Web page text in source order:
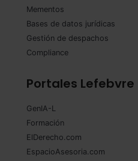
Mementos
Bases de datos jurídicas
Gestión de despachos
Compliance
Portales Lefebvre
GenIA-L
Formación
ElDerecho.com
EspacioAsesoria.com